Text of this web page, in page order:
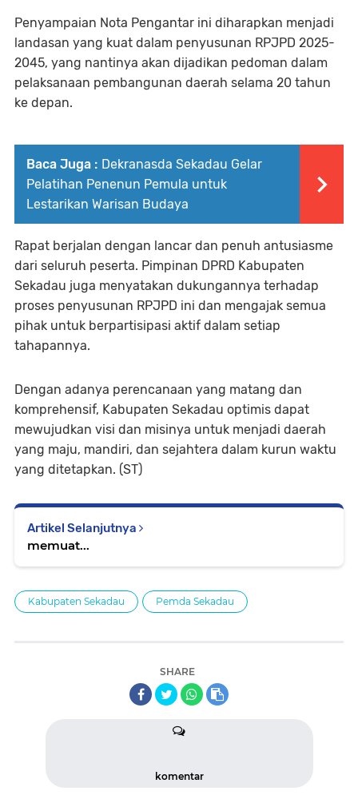
Penyampaian Nota Pengantar ini diharapkan menjadi
landasan yang kuat dalam penyusunan RPJPD 2025-
2045, yang nantinya akan dijadikan pedoman dalam
pelaksanaan pembangunan daerah selama 20 tahun
ke depan.
Baca Juga : Dekranasda Sekadau Gelar
Pelatihan Penenun Pemula untuk
Lestarikan Warisan Budaya
Rapat berjalan dengan lancar dan penuh antusiasme
dari seluruh peserta. Pimpinan DPRD Kabupaten
Sekadau juga menyatakan dukungannya terhadap
proses penyusunan RPJPD ini dan mengajak semua
pihak untuk berpartisipasi aktif dalam setiap
tahapannya.
Dengan adanya perencanaan yang matang dan
komprehensif, Kabupaten Sekadau optimis dapat
mewujudkan visi dan misinya untuk menjadi daerah
yang maju, mandiri, dan sejahtera dalam kurun waktu
yang ditetapkan. (ST)
Artikel Selanjutnya
memuat...
Kabupaten Sekadau Pemda Sekadau
SHARE
komentar